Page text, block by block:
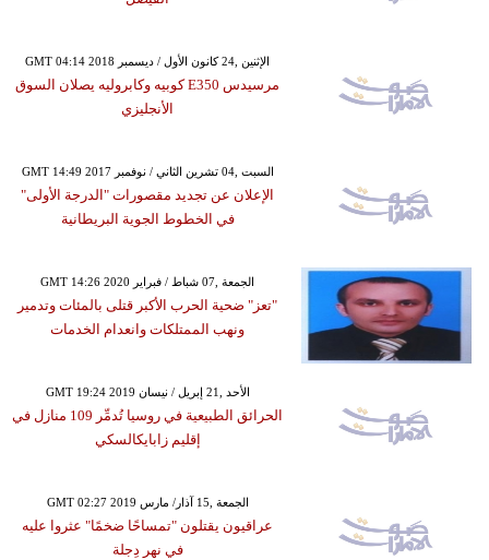
GMT 04:14 2018 الإثنين ,24 كانون الأول / ديسمبر
مرسيدس E350 كوبيه وكابروليه يصلان السوق
الأنجليزي
GMT 14:49 2017 السبت ,04 تشرين الثاني / نوفمبر
الإعلان عن تجديد مقصورات "الدرجة الأولى"
في الخطوط الجوية البريطانية
GMT 14:26 2020 الجمعة ,07 شباط / فبراير
"تعز" ضحية الحرب الأكبر قتلى بالمئات وتدمير
ونهب الممتلكات وانعدام الخدمات
GMT 19:24 2019 الأحد ,21 إبريل / نيسان
الحرائق الطبيعية في روسيا تُدمِّر 109 منازل في
إقليم زابايكالسكي
GMT 02:27 2019 الجمعة ,15 آذار/ مارس
عراقيون يقتلون "تمساحًا ضخمًا" عثروا عليه
في نهر دِجلة